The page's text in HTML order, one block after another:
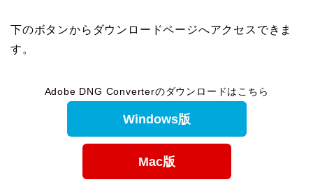
下のボタンからダウンロードページへアクセスできま
す。
Adobe DNG Converterのダウンロードはこちら
Windows版
Mac版